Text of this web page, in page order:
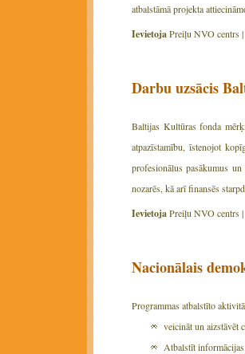
atbalstāmā projekta
IevietojaPreiļu NVO centrs |
Darbu uzsācis
Baltijas Kultūras fonda
atpazīstamību, īstenojot
profesionālus pasākumus
nozarēs, kā arī finansēs
IevietojaPreiļu NVO centrs |
Nacionālais
Programmas atbalstīto
veicināt un aizstāvēt
Atbalstīt